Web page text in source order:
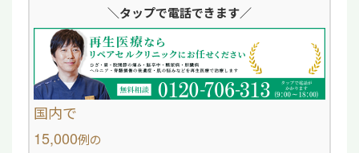
n
e
c
e
b
o
＼タップで電話できます／
国内で
15,000例の